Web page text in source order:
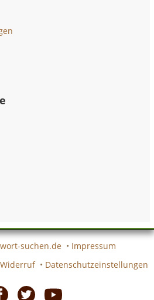
wort-suchen.de • Impressum
Widerruf • Datenschutzeinstellungen